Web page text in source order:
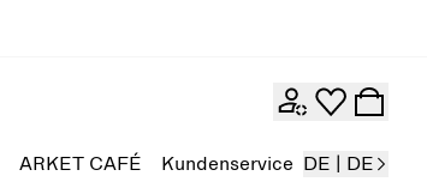
ARKET CAFÉ Kundenservice DE | DE